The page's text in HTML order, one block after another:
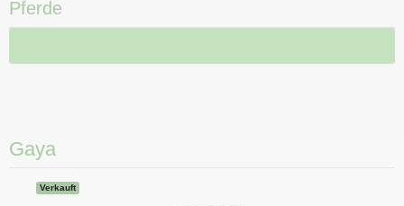
Pferde
Gaya
Verkauft